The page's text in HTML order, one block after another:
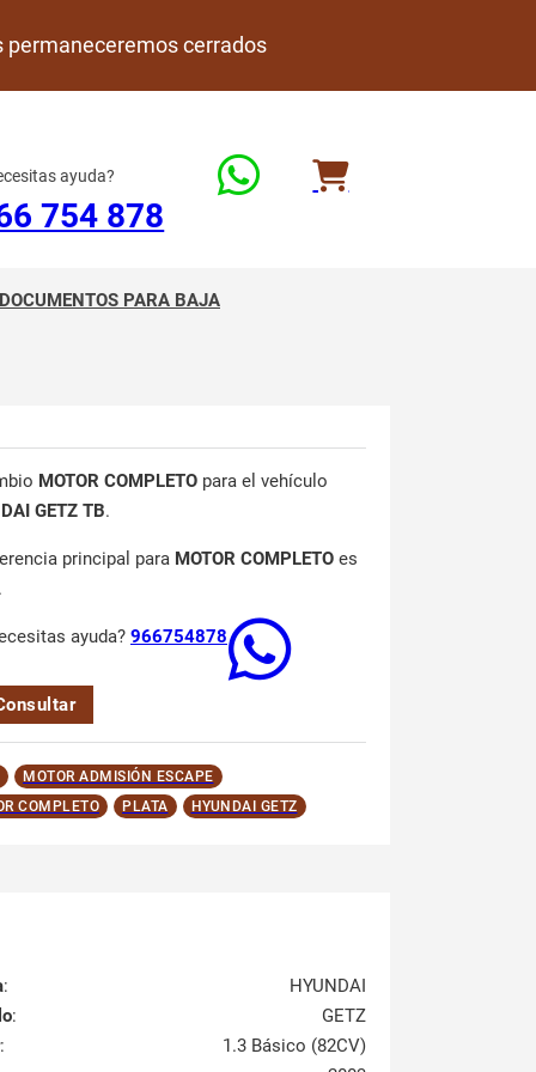
permaneceremos cerrados
ayuda?
754 878
DOCUMENTOS PARA BAJA
MOTOR COMPLETO para el vehículo
GETZ TB.
principal para MOTOR COMPLETO es
ayuda? 966754878
MOTOR ADMISIÓN ESCAPE
COMPLETO
PLATA HYUNDAI GETZ
:
HYUNDAI
:
GETZ
:
1.3 Básico (82CV)